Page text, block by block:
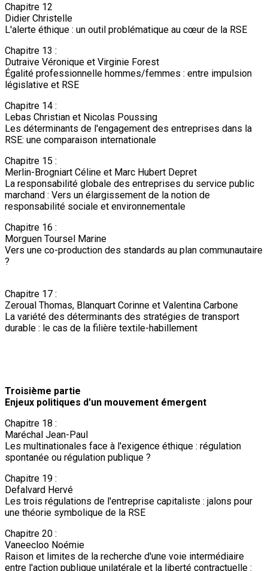
Chapitre 12
Didier Christelle
L'alerte éthique : un outil problématique au cœur de la RSE
Chapitre 13 :
Dutraive Véronique et Virginie Forest
Égalité professionnelle hommes/femmes : entre impulsion
législative et RSE
Chapitre 14 :
Lebas Christian et Nicolas Poussing
Les déterminants de l'engagement des entreprises dans la
RSE: une comparaison internationale
Chapitre 15 :
Merlin-Brogniart Céline et Marc Hubert Depret
La responsabilité globale des entreprises du service public
marchand : Vers un élargissement de la notion de
responsabilité sociale et environnementale
Chapitre 16 :
Morguen Toursel Marine
Vers une co-production des standards au plan communautaire
?
Chapitre 17 :
Zeroual Thomas, Blanquart Corinne et Valentina Carbone
La variété des déterminants des stratégies de transport
durable : le cas de la filière textile-habillement
Troisième partie
Enjeux politiques d'un mouvement émergent
Chapitre 18 :
Maréchal Jean-Paul
Les multinationales face à l'exigence éthique : régulation
spontanée ou régulation publique ?
Chapitre 19 :
Defalvard Hervé
Les trois régulations de l'entreprise capitaliste : jalons pour
une théorie symbolique de la RSE
Chapitre 20 :
Vaneecloo Noémie
Raison et limites de la recherche d'une voie intermédiaire
entre l'action publique unilatérale et la liberté contractuelle :